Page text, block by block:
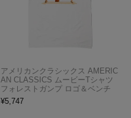
アメリカンクラシックス AMERIC
AN CLASSICS ムービーTシャツ
フォレストガンプ ロゴ＆ベンチ
¥5,747